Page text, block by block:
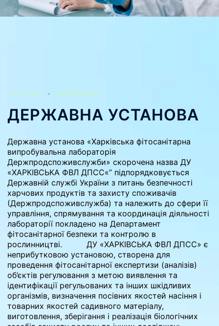
25.01.2017 ІНФОРМАЦІЯ
ДЕРЖАВНА УСТАНОВА
Державна установа «Харківська фітосанітарна
випробувальна лабораторія
Держпродспоживслужби» скорочена назва ДУ
«ХАРКІВСЬКА ФВЛ ДПСС«” підпорядковується
Державній службі України з питань безпечності
харчових продуктів та захисту споживачів
(Держпродспоживслужба) та належить до сфери її
управління, спрямування та координація діяльності
лабораторії покладено на Департамент
фітосанітарної безпеки та контролю в
рослинництві. ДУ «ХАРКІВСЬКА ФВЛ ДПСС» є
неприбутковою установою, створена для
проведення фітосанітарної експертизи (аналізів)
об’єктів регулювання з метою виявлення та
ідентифікації регульованих та інших шкідливих
організмів, визначення посівних якостей насіння і
товарних якостей садивного матеріалу,
виготовлення, зберігання і реалізація біологічних